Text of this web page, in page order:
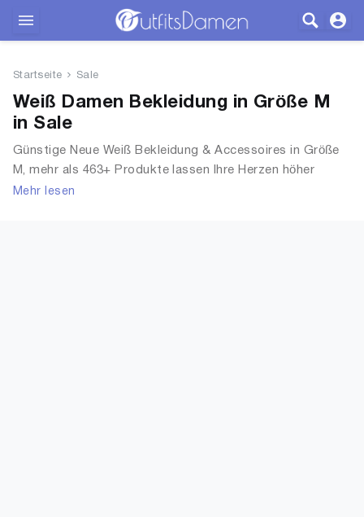
Bekleidung
Schuhe
Startseite Sale
Weiß Damen Bekleidung in Größe M
in Sale
Günstige Neue Weiß Bekleidung & Accessoires in Größe
M, mehr als 463+ Produkte lassen Ihre Herzen höher
schlagen. Entdecken Sie unsere Auswahl an Sale Tops, T-
Mehr lesen